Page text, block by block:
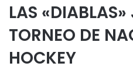
LAS
TORNEO DE
HOCKEY